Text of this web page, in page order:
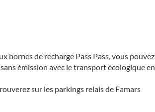
bornes de recharge Pass Pass, vous pouvez
émission avec le transport écologique en
sur les parkings relais de Famars